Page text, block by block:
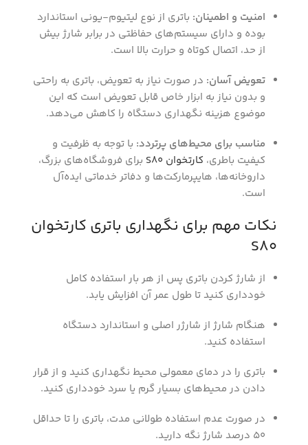
امنیت و اطمینان: باتری از نوع لیتیوم-یونی استاندارد
بوده و دارای سیستم‌های حفاظتی در برابر شارژ بیش
از حد، اتصال کوتاه و حرارت بالا است.
تعویض آسان: در صورت نیاز به تعویض، باتری به راحتی
و بدون نیاز به ابزار خاص قابل تعویض است که این
موضوع هزینه نگهداری دستگاه را کاهش می‌دهد.
مناسب برای محیط‌های پرتردد: با توجه به ظرفیت و
کیفیت باطری، کارتخوان S80
برای فروشگاه‌های بزرگ،
داروخانه‌ها، هایپرمارکت‌ها و دفاتر خدماتی ایده‌آل
است.
نکات مهم برای نگهداری باتری کارتخوان
S80
از شارژ کردن باتری پس از هر بار استفاده کامل
خودداری کنید تا طول عمر آن افزایش یابد.
هنگام شارژ از شارژر اصلی و استاندارد دستگاه
استفاده کنید.
باتری را در دمای معمولی محیط نگهداری کنید و از قرار
دادن در محیط‌های بسیار گرم یا سرد خودداری کنید.
در صورت عدم استفاده طولانی مدت، باتری را تا حداقل
50 درصد شارژ نگه دارید.